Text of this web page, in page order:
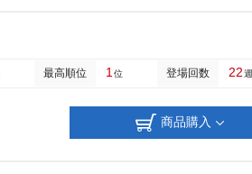
最高順位 1 位 登場回数 22週
商品購入